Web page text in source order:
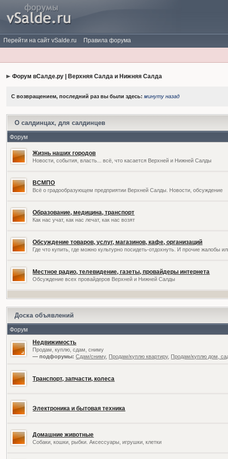
Перейти на сайт vSalde.ru Правила форума
Форум вСалде.ру | Верхняя Салда и Нижняя Салда
С возвращением, последний раз вы были здесь:минуту назад
О салдинцах, для салдинцев
Форум
Жизнь наших городов
Новости, события, власть... всё, что касается Верхней и Нижней Салды
ВСМПО
Всё о градообразующем предприятии Верхней Салды. Новости, обсуждение
Образование, медицина, транспорт
Как нас учат, как нас лечат, как нас возят
Обсуждение товаров, услуг, магазинов, кафе, организаций
Где что купить, где можно культурно посидеть-отдохнуть. И прочие жалобы
Местное радио, телевидение, газеты, провайдеры интернета
Обсуждение всех провайдеров Верхней и Нижней Салды
Доска объявлений
Форум
Недвижимость
Продам, куплю, сдам, сниму
— подфорумы: Сдам/сниму, Продам/куплю квартиру, Продам/куплю дом,
Транспорт, запчасти, колеса
Электроника и бытовая техника
Домашние животные
Собаки, кошки, рыбки. Аксессуары, игрушки, клетки